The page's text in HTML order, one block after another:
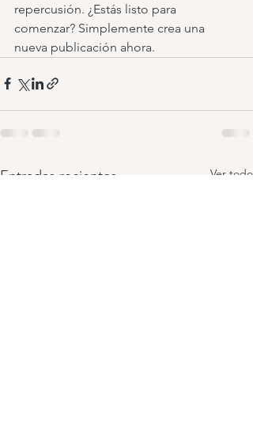
repercusión. ¿Estás listo para
comenzar? Simplemente crea una
nueva publicación ahora.
Entradas recientes Ver todo